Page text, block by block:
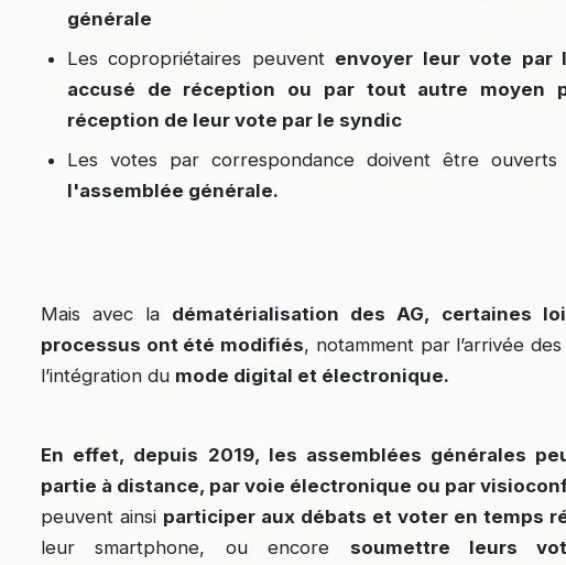
générale
Les copropriétaires peuvent envoyer leur vote par
accusé de réception ou par tout autre moyen
réception de leur vote par le syndic
Les votes par correspondance doivent être
l'assemblée générale.
Mais avec la dématérialisation des AG, certaines
processus ont été modifiés, notamment par l’arrivée des
l’intégration du mode digital et électronique.
En effet, depuis 2019, les assemblées générales
partie à distance, par voie électronique ou par
peuvent ainsi participer aux débats et voter en temps
leur smartphone, ou encore soumettre leurs